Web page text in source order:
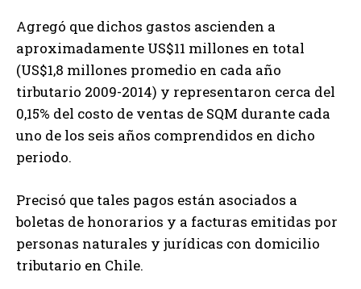
Agregó que dichos gastos ascienden a
aproximadamente US$11 millones en total
(US$1,8 millones promedio en cada año
tirbutario 2009-2014) y representaron cerca del
0,15% del costo de ventas de SQM durante cada
uno de los seis años comprendidos en dicho
periodo.
Precisó que tales pagos están asociados a
boletas de honorarios y a facturas emitidas por
personas naturales y jurídicas con domicilio
tributario en Chile.